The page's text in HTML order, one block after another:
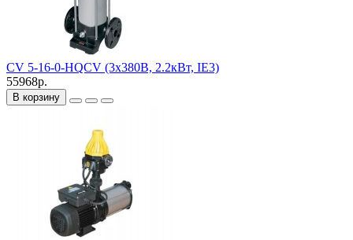
CV 5-16-0-HQCV (3х380В, 2.2кВт, IE3)
55968р.
В корзину